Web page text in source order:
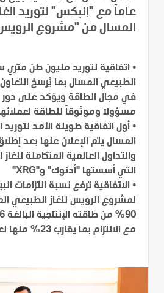
عاماً مع "إنبكس" لتوريد
المسال من "مشروع
• اتفاقية لتوريد مليون طن متري
الطبيعي المسال بما يُرسخ التعاون
في مجال الطاقة ويؤكد على دور
مسؤولاً وموثوقاً للطاقة
• أول اتفاقية طويلة الأمد لتوريد
المسال يتم الإعلان عنها بعد
والتداول العالمية المتكاملة
التي أسستها "أدنوك" و"XRG"
• الاتفاقية ترفع نسبة التزامات
لمشروع الرويس للغاز الطبيعي
مع الالتزام بما يقارب 23% منها لعملاء يابانيين